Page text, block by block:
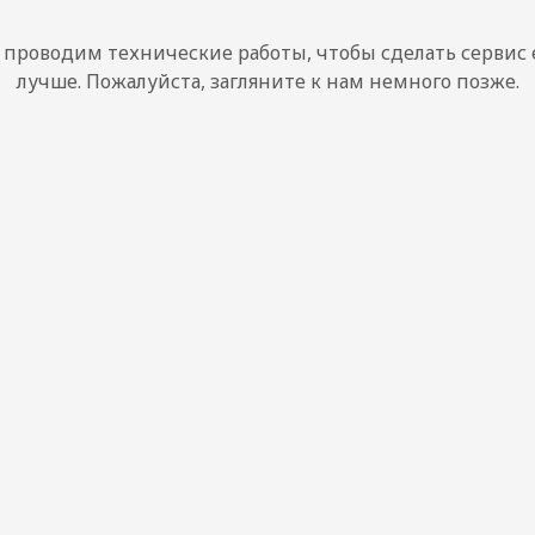
технические работы, чтобы сделать сервис
лучше. Пожалуйста, загляните к нам немного позже.